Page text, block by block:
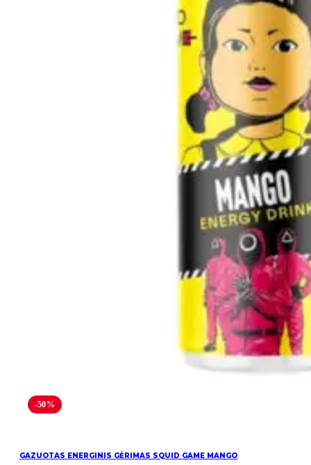
-50%
GAZUOTAS ENERGINIS GĖRIMAS SQUID GAME MANGO